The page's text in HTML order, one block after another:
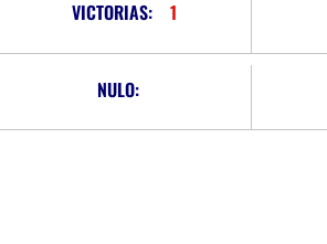
VICTORIAS: 1
NULO: